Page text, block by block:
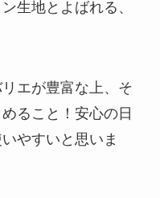
生地とよばれる、
エが豊富な上、そ
ること！安心の日
やすいと思いま